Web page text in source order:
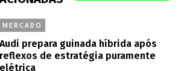
MERCADO
Audi prepara guinada híbrida após
reflexos de estratégia puramente
elétrica